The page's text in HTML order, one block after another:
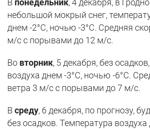
В понедельник, 4 декабря, в
небольшой мокрый снег,
днем -2°С, ночью -3°С. Средняя
м/с с порывами до 12 м/с.
Во вторник, 5 декабря, без
воздуха днем -3°С, ночью -6°С.
ветра 3 м/с с порывами до 7 м/с.
В среду, 6 декабря, по прогнозу,
без осадков. Температура воздуха